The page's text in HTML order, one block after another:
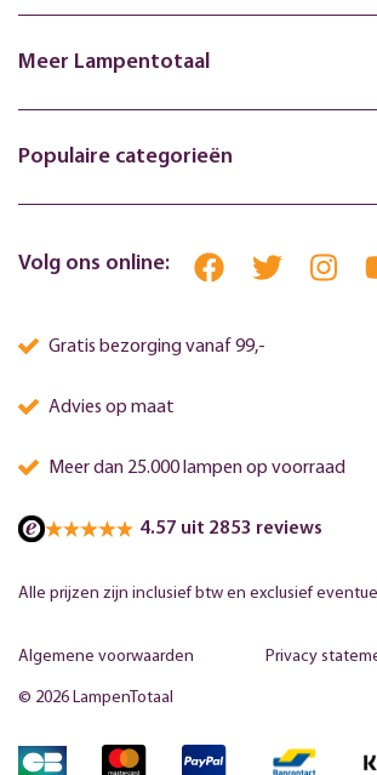
Meer Lampentotaal
Populaire categorieën
Volg ons online:
Gratis bezorging vanaf 99,-
Advies op maat
Meer dan 25.000 lampen op voorraad
4.57 uit 2853 reviews
Alle prijzen zijn inclusief btw en exclusief
© 2026 LampenTotaal
Algemene voorwaarden Privacy